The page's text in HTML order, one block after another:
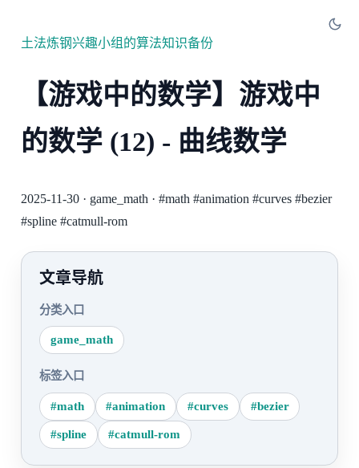
土法炼钢兴趣小组的算法知识备份
【游戏中的数学】游戏中
的数学 (12) - 曲线数学
2025-11-30· game_math · #math #animation #curves #bezier
#spline #catmull-rom
文章导航
分类入口
game_math
标签入口
#math #animation #curves #bezier
#spline #catmull-rom